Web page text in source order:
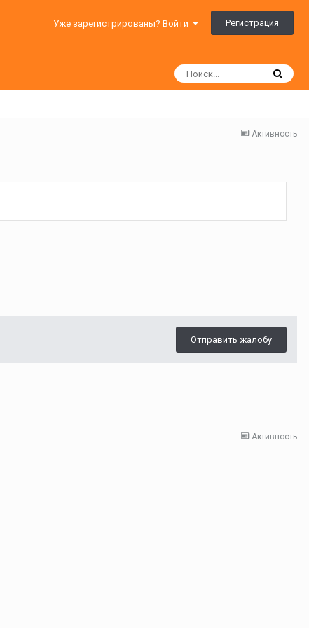
Уже зарегистрированы? Войти Регистрация
Активность
Отправить жалобу
Активность